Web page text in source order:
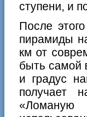
ступени, и
После
пирамиды
км от
быть самой
и градус
получает